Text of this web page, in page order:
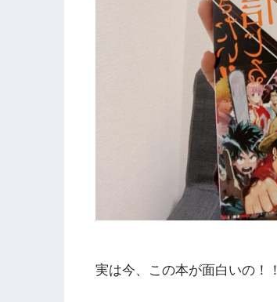
実は今、この本が面白いの！！